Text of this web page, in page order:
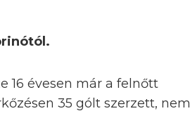
16 évesen már a felnőtt
35 gólt szerzett, nem